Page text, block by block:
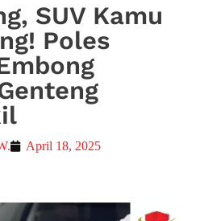
SUV Kamu
Poles
April 18, 2025